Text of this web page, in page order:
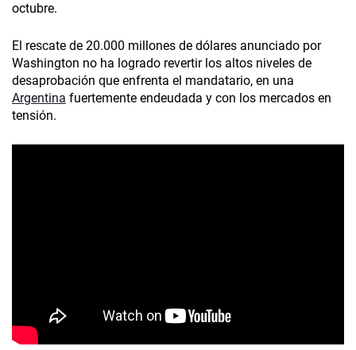
octubre.
El rescate de 20.000 millones de dólares anunciado por
Washington no ha logrado revertir los altos niveles de
desaprobación que enfrenta el mandatario, en una
Argentina fuertemente endeudada y con los mercados en
tensión.